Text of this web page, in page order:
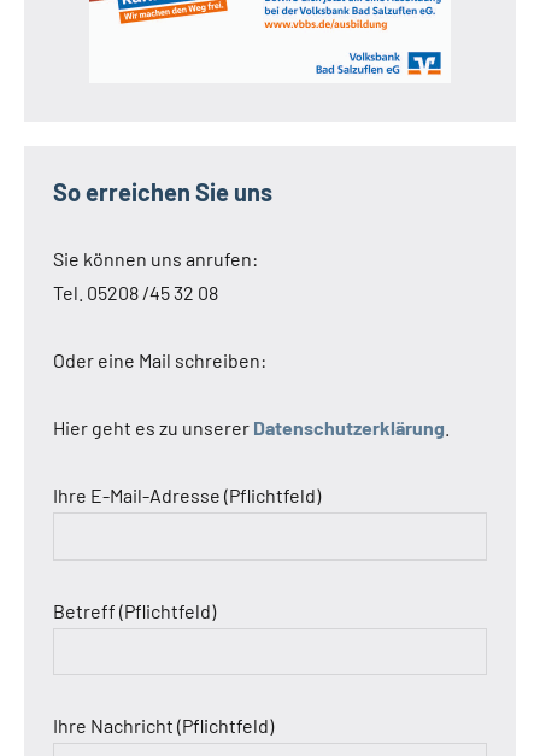
So erreichen Sie uns
Sie können uns anrufen:
Tel. 05208 /45 32 08
Oder eine Mail schreiben:
Hier geht es zu unserer Datenschutzerklärung
Ihre E-Mail-Adresse (Pflichtfeld)
Betreff (Pflichtfeld)
Ihre Nachricht (Pflichtfeld)